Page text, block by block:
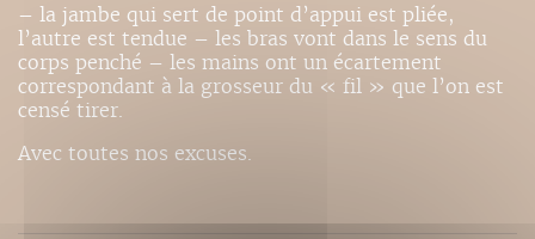
– la jambe qui sert de point d’appui est pliée,
l’autre est tendue – les bras vont dans le sens du
corps penché – les mains ont un écartement
correspondant à la grosseur du « fil » que l’on est
censé tirer.
Avec toutes nos excuses.